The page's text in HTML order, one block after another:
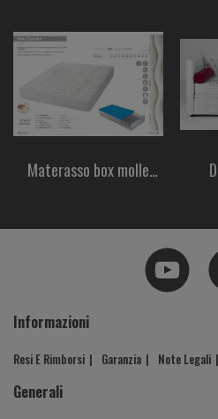
Materasso box molle
Informazioni
Resi E Rimborsi Garanzia Note Legali
Generali